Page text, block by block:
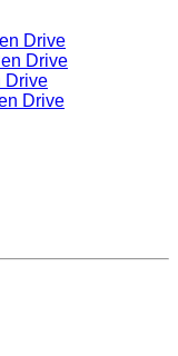
Drive
Drive
Drive
Drive